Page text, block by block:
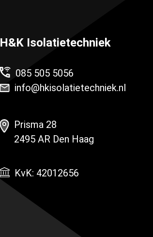
H&K Isolatietechniek
085 505 5056
info@hkisolatietechniek.nl
Prisma 28
2495 AR Den Haag
KvK: 42012656